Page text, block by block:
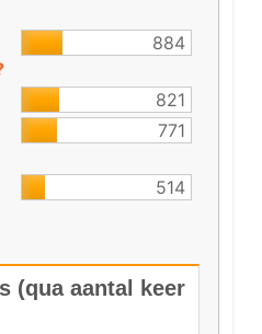
884
821
771
514
(qua aantal keer